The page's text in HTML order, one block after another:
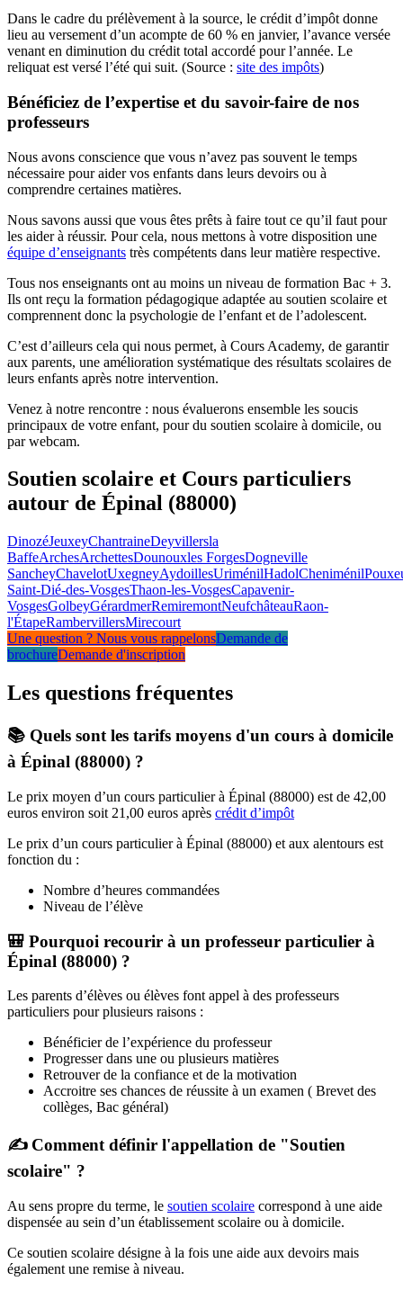
Dans le cadre du prélèvement à la source, le crédit d’impôt donne
lieu au versement d’un acompte de 60 % en janvier, l’avance versée
venant en diminution du crédit total accordé pour l’année. Le
reliquat est versé l’été qui suit. (Source : site des impôts)
Bénéficiez de l’expertise et du savoir-faire de nos
professeurs
Nous avons conscience que vous n’avez pas souvent le temps
nécessaire pour aider vos enfants dans leurs devoirs ou à
comprendre certaines matières.
Nous savons aussi que vous êtes prêts à faire tout ce qu’il faut pour
les aider à réussir. Pour cela, nous mettons à votre disposition une
équipe d’enseignants très compétents dans leur matière respective.
Tous nos enseignants ont au moins un niveau de formation Bac + 3.
Ils ont reçu la formation pédagogique adaptée au soutien scolaire et
comprennent donc la psychologie de l’enfant et de l’adolescent.
C’est d’ailleurs cela qui nous permet, à Cours Academy, de garantir
aux parents, une amélioration systématique des résultats scolaires de
leurs enfants après notre intervention.
Venez à notre rencontre : nous évaluerons ensemble les soucis
principaux de votre enfant, pour du soutien scolaire à domicile, ou
par webcam.
Soutien scolaire et Cours particuliers
autour de Épinal (88000)
DinozéJeuxeyChantraineDeyvillersla
BaffeArchesArchettesDounouxles ForgesDogneville
SancheyChavelotUxegneyAydoillesUriménilHadolCheniménil
Saint-Dié-des-VosgesThaon-les-VosgesCapavenir-
VosgesGolbeyGérardmerRemiremontNeufchâteauRaon-
l'ÉtapeRambervillersMirecourt
Une question ? Nous vous rappelonsDemande de
brochureDemande d'inscription
Les questions fréquentes
📚 Quels sont les tarifs moyens d'un cours à domicile
à Épinal (88000) ?
Le prix moyen d’un cours particulier à Épinal (88000) est de 42,00
euros environ soit 21,00 euros après crédit d’impôt
Le prix d’un cours particulier à Épinal (88000) et aux alentours est
fonction du :
Nombre d’heures commandées
Niveau de l’élève
🎒 Pourquoi recourir à un professeur particulier à
Épinal (88000) ?
Les parents d’élèves ou élèves font appel à des professeurs
particuliers pour plusieurs raisons :
Bénéficier de l’expérience du professeur
Progresser dans une ou plusieurs matières
Retrouver de la confiance et de la motivation
Accroitre ses chances de réussite à un examen ( Brevet des
collèges, Bac général)
✍ Comment définir l'appellation de "Soutien
scolaire" ?
Au sens propre du terme, le soutien scolaire correspond à une aide
dispensée au sein d’un établissement scolaire ou à domicile.
Ce soutien scolaire désigne à la fois une aide aux devoirs mais
également une remise à niveau.